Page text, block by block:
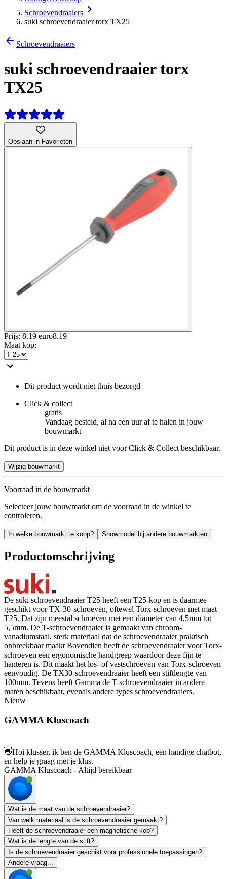
Schroevendraaiers
suki schroevendraaier torx TX25
Schroevendraaiers
suki schroevendraaier torx
TX25
Opslaan in Favorieten
Prijs: 8.19 euro8.19
Maat kop:
Dit product wordt niet thuis bezorgd
Click & collect
gratis
Vandaag besteld, al na een uur af te halen in jouw
bouwmarkt
Dit product is in deze winkel niet voor Click & Collect beschikbaar.
Wijzig bouwmarkt
Voorraad in de bouwmarkt
Selecteer jouw bouwmarkt om de voorraad in de winkel te
controleren.
In welke bouwmarkt te koop? Showmodel bij andere bouwmarkten
Productomschrijving
De suki schroevendraaier T25 heeft een T25-kop en is daarmee
geschikt voor TX-30-schroeven, oftewel Torx-schroeven met maat
T25. Dat zijn meestal schroeven met een diameter van 4,5mm tot
5,5mm. De T-schroevendraaier is gemaakt van chroom-
vanadiumstaal, sterk materiaal dat de schroevendraaier praktisch
onbreekbaar maakt Bovendien heeft de schroevendraaier voor Torx-
schroeven een ergonomische handgreep waardoor deze fijn te
hanteren is. Dit maakt het los- of vastschroeven van Torx-schroeven
eenvoudig. De TX30-schroevendraaier heeft een stiftlengte van
100mm. Tevens heeft Gamma de T-schroevendraaier in andere
maten beschikbaar, evenals andere types schroevendraaiers.
Nieuw
GAMMA Kluscoach
👋Hoi klusser, ik ben de GAMMA Kluscoach, een handige chatbot,
en help je graag met je klus.
GAMMA Kluscoach - Altijd bereikbaar
Wat is de maat van de schroevendraaier?
Van welk materiaal is de schroevendraaier gemaakt?
Heeft de schroevendraaier een magnetische kop?
Wat is de lengte van de stift?
Is de schroevendraaier geschikt voor professionele toepassingen?
Andere vraag...